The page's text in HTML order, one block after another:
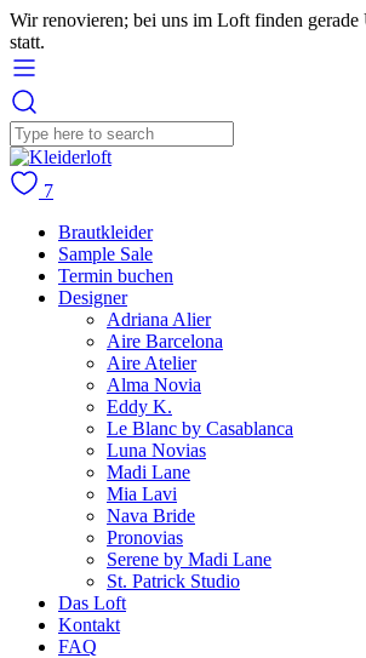
Wir renovieren; bei uns im Loft finden gerade
statt.
7
Brautkleider
Sample Sale
Termin buchen
Designer
Adriana Alier
Aire Barcelona
Aire Atelier
Alma Novia
Eddy K.
Le Blanc by Casablanca
Luna Novias
Madi Lane
Mia Lavi
Nava Bride
Pronovias
Serene by Madi Lane
St. Patrick Studio
Das Loft
Kontakt
FAQ